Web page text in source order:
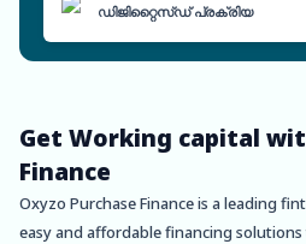
ഡിജിറ്റൈസ്ഡ് പ്രക്രിയ
Get Working capital
Finance
Oxyzo Purchase Finance is a leading
easy and affordable financing solutions